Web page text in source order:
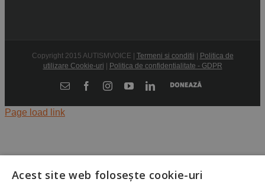
Copyright 2015 AUTISMVOICE | Termeni si conditii
Politica de
utilizare Cookie-uri
Politica de confidentialitate - GDPR
E-
FacebookInstagramYouTubeLinkedIn
Donează
Page load link
Acest site web folosește cookie-uri